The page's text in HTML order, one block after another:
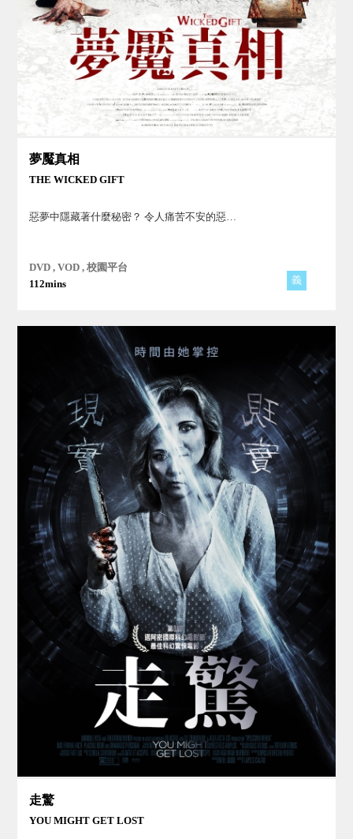
夢魘真相
THE WICKED GIFT
惡夢中隱藏著什麼秘密？ 令人痛苦不安的惡…
DVD , VOD , 校園平台
112mins
義
走驚
YOU MIGHT GET LOST